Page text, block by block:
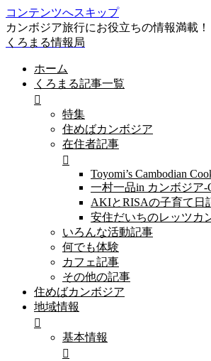
コンテンツへスキップ
カンボジア旅行にお役立ちの情報満載！
くろまる情報局
ホーム
くろまる記事一覧
特集
住めばカンボジア
在住者記事
Toyomi’s Cambodian
一村一品in カンボジア-
AKIとRISAの子育て日
安住だいちのレッツカ
いろんな活動記事
何でも体験
カフェ記事
その他の記事
住めばカンボジア
地域情報
基本情報